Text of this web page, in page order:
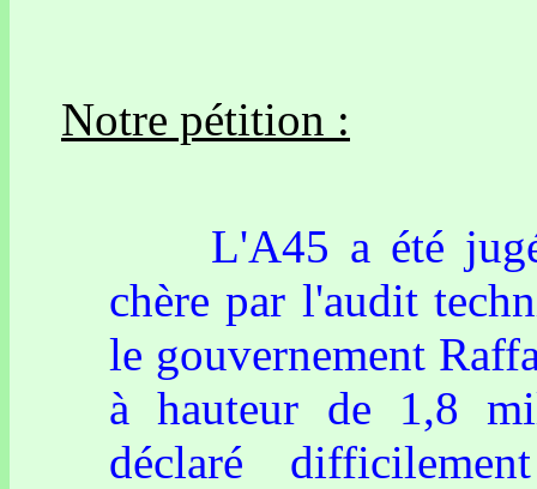
Notre pétition :
L'A45 a été jugée
chère par l'audit
le gouvernement
à hauteur de 1,8
déclaré